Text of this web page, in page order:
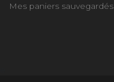
Mes paniers sauvegardés